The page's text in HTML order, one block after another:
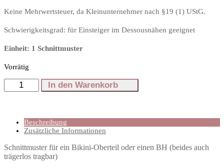
Keine Mehrwertsteuer, da Kleinunternehmer nach §19 (1) UStG.
Schwierigkeitsgrad: für Einsteiger im Dessousnähen geeignet
Einheit: 1 Schnittmuster
Vorrätig
Schnittmuster
für
Oberteil
BH
Menge
In den Warenkorb
Beschreibung
Zusätzliche Informationen
Schnittmuster für ein Bikini-Oberteil oder einen BH (beides auch
trägerlos tragbar)